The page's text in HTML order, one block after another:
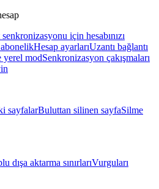
için hesabınızı
Hesap ayarlarıUzantı bağlantı
yerel modSenkronizasyon çakışmaları
sayfalarBuluttan silinen sayfaSilme
dışa aktarma sınırlarıVurguları